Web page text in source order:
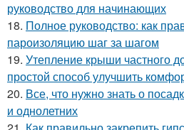
руководство для начинающих
18. Полное руководство: как
пароизоляцию шаг за шагом
19. Утепление крыши частного
простой способ улучшить
20. Все, что нужно знать о
и однолетних